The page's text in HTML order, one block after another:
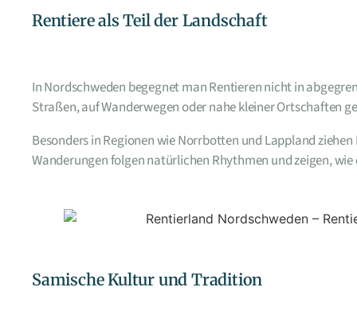
Rentiere als Teil der Landschaft
In Nordschweden begegnet man Rentieren nicht in
Straßen, auf Wanderwegen oder nahe kleiner Ortschaften
Besonders in Regionen wie Norrbotten und Lappland
Wanderungen folgen natürlichen Rhythmen und zeigen,
Samische Kultur und Tradition